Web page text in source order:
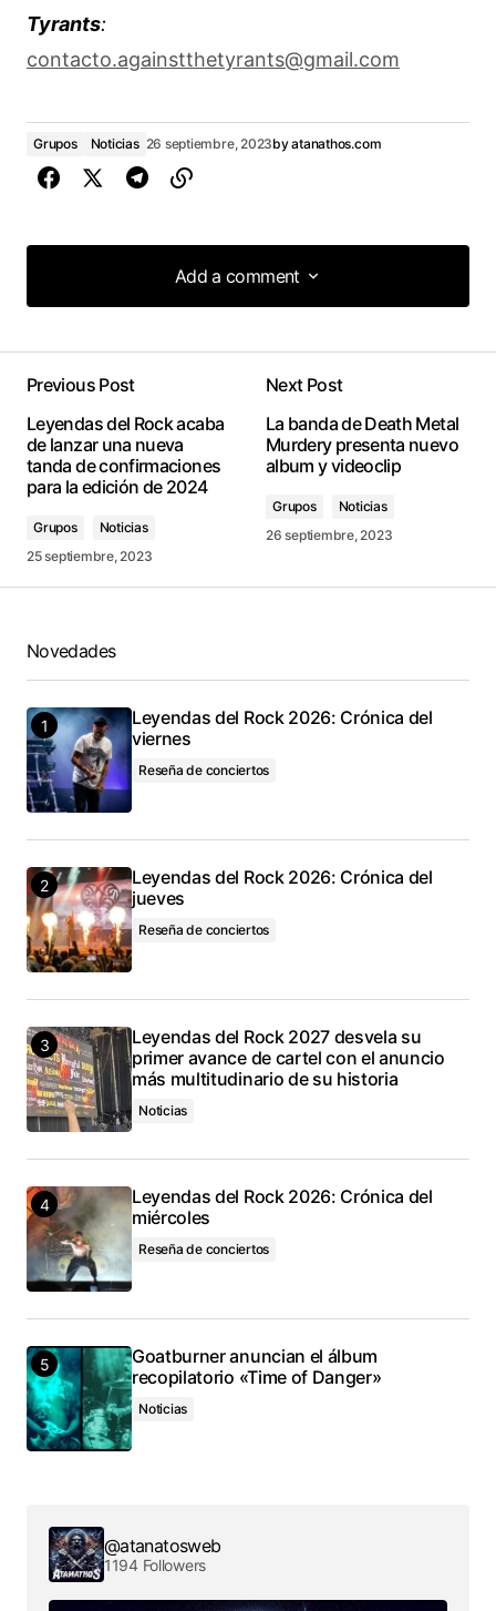
Tyrants:
contacto.againstthetyrants@gmail.com
Grupos Noticias 26 septiembre, 2023byatanathos.com
Add a comment
Add a comment
Previous Post
Leyendas del Rock acaba
de lanzar una nueva
tanda de confirmaciones
para la edición de 2024
Grupos
Noticias
25 septiembre, 2023
Next Post
La banda de Death Metal
Murdery presenta nuevo
album y videoclip
Grupos
Noticias
26 septiembre, 2023
Novedades
Leyendas del Rock 2026: Crónica del
viernes
Reseña de conciertos
Leyendas del Rock 2026: Crónica del
jueves
Reseña de conciertos
Leyendas del Rock 2027 desvela su
primer avance de cartel con el anuncio
más multitudinario de su historia
Noticias
Leyendas del Rock 2026: Crónica del
miércoles
Reseña de conciertos
Goatburner anuncian el álbum
recopilatorio «Time of Danger»
Noticias
@atanatosweb
1194 Followers